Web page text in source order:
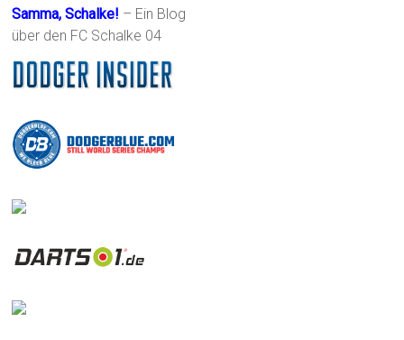
Samma, Schalke! – Ein Blog
über den FC Schalke 04